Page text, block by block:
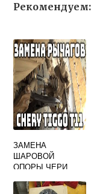
Рекомендуем:
ЗАМЕНА
ШАРОВОЙ
ОПОРЫ ЧЕРИ